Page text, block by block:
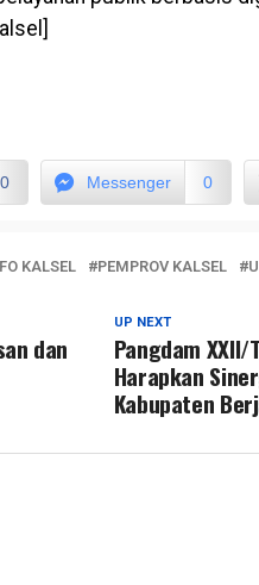
0 Messenger 0
KALSEL PEMPROV KALSEL
UP NEXT
Pangdam
Harapkan
Kabupaten
dan